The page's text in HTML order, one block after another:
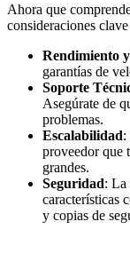
Ahora que
consideraciones
Rendimiento
garantías de
Soporte
Asegúrate de
problemas.
Escalabilidad:
proveedor que
grandes.
Seguridad: La
características
y copias de